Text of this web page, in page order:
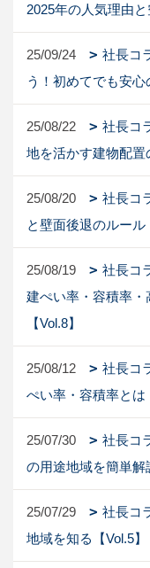
2025年の人気理由
25/09/24
社長コ
う！初めてでも安心
25/08/22
社長コ
地を活かす建物配置
25/08/20
社長コ
と壁面後退のルール
25/08/19
社長コ
建ぺい率・容積率
【Vol.8】
25/08/12
社長コ
ぺい率・容積率とは
25/07/30
社長コ
の用途地域を簡単解
25/07/29
社長コ
地域を知る【Vol.5】